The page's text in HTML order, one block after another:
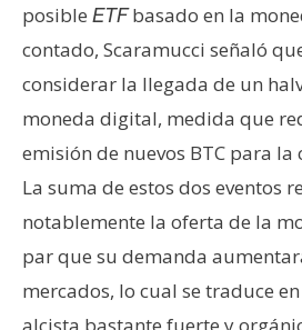
posible ETFbasado en la
contado, Scaramucci señaló
considerar la llegada de un
moneda digital, medida que
emisión de nuevos BTC para
La suma de estos dos eventos
notablemente la oferta de la
par que su demanda
mercados, lo cual se traduce
alcista bastante fuerte y